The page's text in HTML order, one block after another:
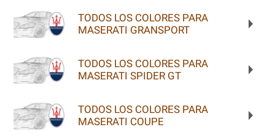
TODOS LOS COLORES PARA
MASERATI GRANSPORT
TODOS LOS COLORES PARA
MASERATI SPIDER GT
TODOS LOS COLORES PARA
MASERATI COUPE